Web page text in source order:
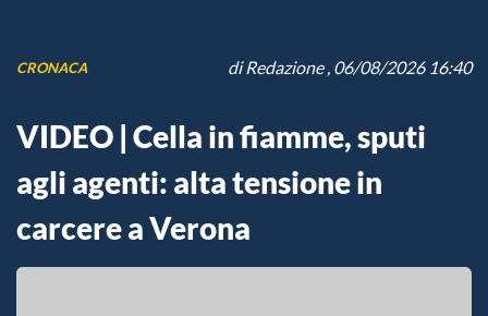
CRONACA diRedazione, 06/08/2026 16:40
VIDEO | Cella in fiamme, sputi
agli agenti: alta tensione in
carcere a Verona